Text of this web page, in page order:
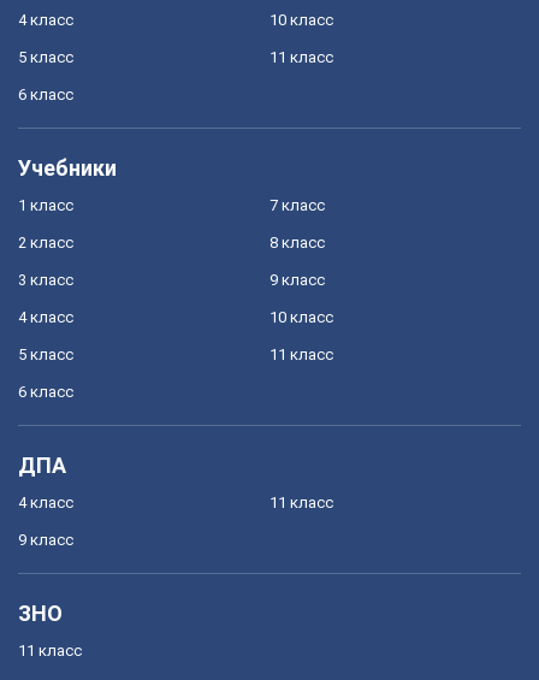
4 класс
5 класс
6 класс
10 класс
11 класс
Учебники
1 класс
2 класс
3 класс
4 класс
5 класс
6 класс
7 класс
8 класс
9 класс
10 класс
11 класс
ДПА
4 класс
9 класс
11 класс
ЗНО
11 класс